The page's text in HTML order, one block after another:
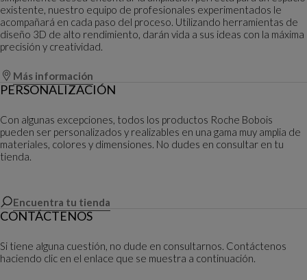
existente, nuestro equipo de profesionales experimentados le
acompañará en cada paso del proceso. Utilizando herramientas de
diseño 3D de alto rendimiento, darán vida a sus ideas con la máxima
precisión y creatividad.
Más información
PERSONALIZACIÓN
Con algunas excepciones, todos los productos Roche Bobois
pueden ser personalizados y realizables en una gama muy amplia de
materiales, colores y dimensiones. No dudes en consultar en tu
tienda.
Encuentra tu tienda
CONTÁCTENOS
Si tiene alguna cuestión, no dude en consultarnos. Contáctenos
haciendo clic en el enlace que se muestra a continuación.